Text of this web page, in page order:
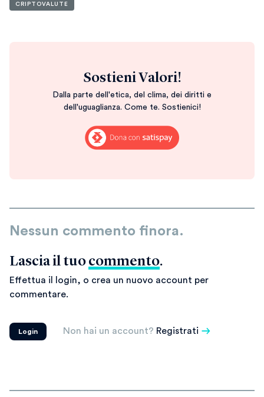
CRIPTOVALUTE
Sostieni Valori!
Dalla parte dell'etica, del clima, dei diritti e
dell'uguaglianza. Come te. Sostienici!
Nessun commento finora.
Lascia il tuo commento.
Effettua il login, o crea un nuovo account per
commentare.
Login Non hai un account? Registrati